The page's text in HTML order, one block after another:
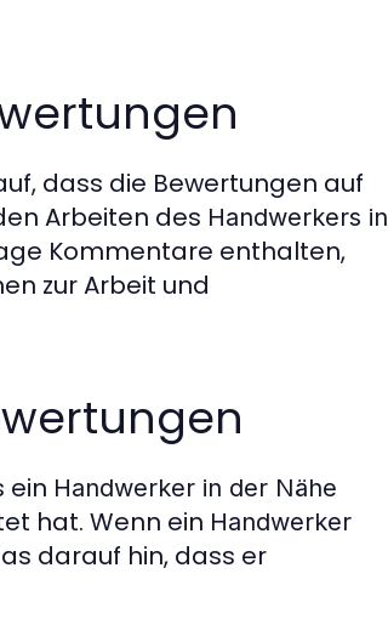
dass die Bewertungen auf
Arbeiten des Handwerkers in
Kommentare enthalten,
zur Arbeit und
ein Handwerker in der Nähe
hat. Wenn ein Handwerker
darauf hin, dass er